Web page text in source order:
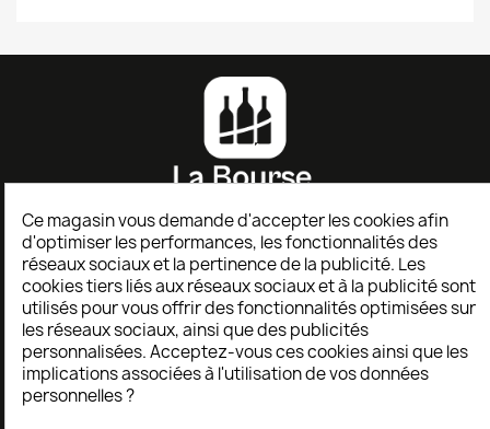
AIDE
Service client
Formulaire de retour
Ce magasin vous demande d'accepter les cookies afin
d'optimiser les performances, les fonctionnalités des
réseaux sociaux et la pertinence de la publicité. Les
cookies tiers liés aux réseaux sociaux et à la publicité sont
utilisés pour vous offrir des fonctionnalités optimisées sur
les réseaux sociaux, ainsi que des publicités
personnalisées. Acceptez-vous ces cookies ainsi que les
implications associées à l'utilisation de vos données
personnelles ?